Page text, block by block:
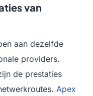
van
aan dezelfde
providers.
de prestaties
Apex